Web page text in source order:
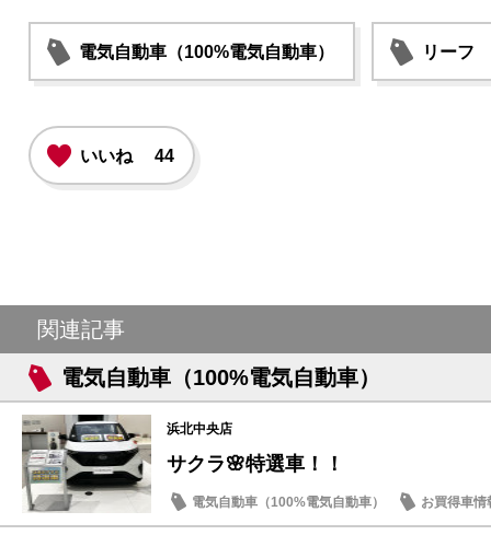
電気自動車（100%電気自動車） リーフ
いいね 44
関連記事
電気自動車（100%電気自動車）
浜北中央店
サクラ🌸特選車！！
電気自動車（100%電気自動車） お買得車情